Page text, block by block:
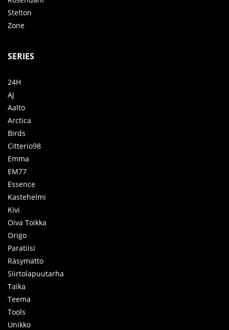
Stelton
Zone
SERIES
24H
AJ
Aalto
Arctica
Birds
Citterio98
Emma
EM77
Essence
Kastehelmi
Kivi
Oiva Toikka
Origo
Paratiisi
Räsymatto
Siirtolapuutarha
Taika
Teema
Tools
Unikko